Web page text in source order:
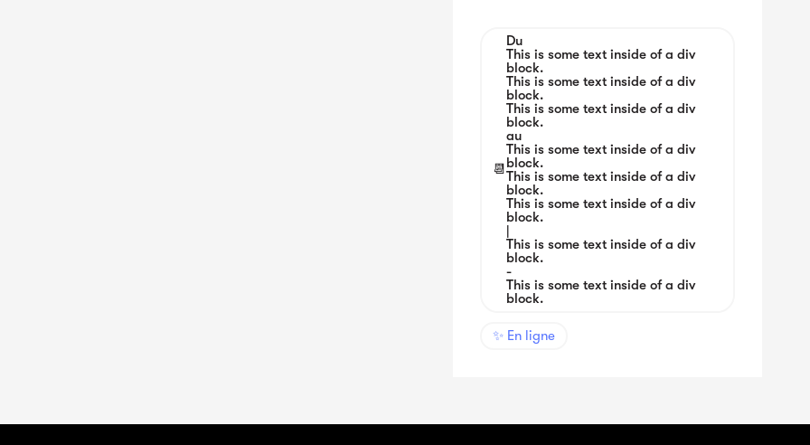
📆
Du
This is some text inside of a div
block.
This is some text inside of a div
block.
This is some text inside of a div
block.
au
This is some text inside of a div
block.
This is some text inside of a div
block.
This is some text inside of a div
block.
|
This is some text inside of a div
block.
-
This is some text inside of a div
block.
✨ En ligne